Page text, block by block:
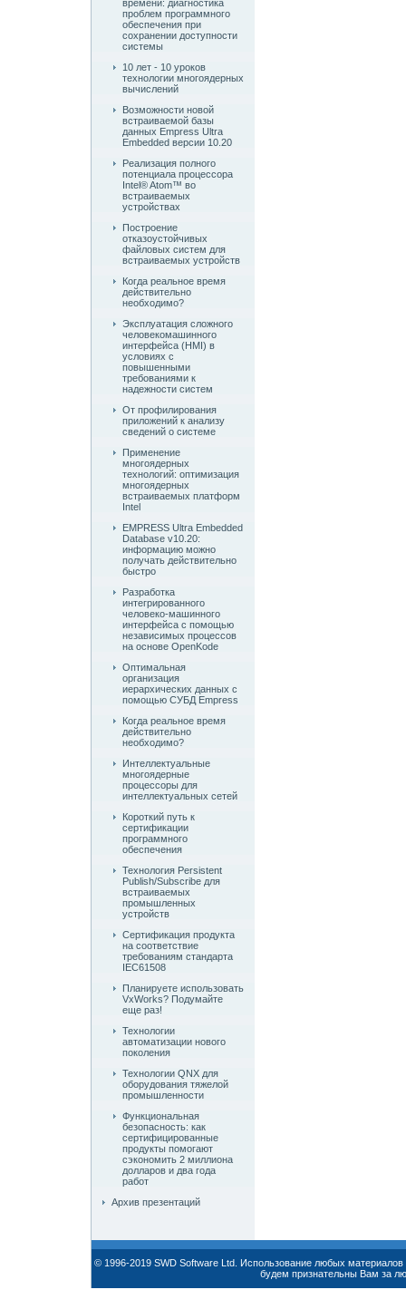
времени: диагностика
проблем программного
обеспечения при
сохранении доступности
системы
10 лет - 10 уроков
технологии многоядерных
вычислений
Возможности новой
встраиваемой базы
данных Empress Ultra
Embedded версии 10.20
Реализация полного
потенциала процессора
Intel® Atom™ во
встраиваемых
устройствах
Построение
отказоустойчивых
файловых систем для
встраиваемых устройств
Когда реальное время
действительно
необходимо?
Эксплуатация сложного
человекомашинного
интерфейса (HMI) в
условиях с
повышенными
требованиями к
надежности систем
От профилирования
приложений к анализу
сведений о системе
Применение
многоядерных
технологий: оптимизация
многоядерных
встраиваемых платформ
Intel
EMPRESS Ultra Embedded
Database v10.20:
информацию можно
получать действительно
быстро
Разработка
интегрированного
человеко-машинного
интерфейса с помощью
независимых процессов
на основе OpenKode
Оптимальная
организация
иерархических данных с
помощью СУБД Empress
Когда реальное время
действительно
необходимо?
Интеллектуальные
многоядерные
процессоры для
интеллектуальных сетей
Короткий путь к
сертификации
программного
обеспечения
Технология Persistent
Publish/Subscribe для
встраиваемых
промышленных
устройств
Сертификация продукта
на соответствие
требованиям стандарта
IEC61508
Планируете использовать
VxWorks? Подумайте
еще раз!
Технологии
автоматизации нового
поколения
Технологии QNX для
оборудования тяжелой
промышленности
Функциональная
безопасность: как
сертифицированные
продукты помогают
сэкономить 2 миллиона
долларов и два года
работ
Архив презентаций
© 1996-2019 SWD Software Ltd. Использование любых
будем признательны Вам за